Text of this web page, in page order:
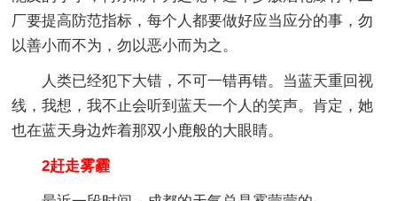
厂要提高防范指标，每个人都要做好应当应分的事，勿
以善小而不为，勿以恶小而为之。
人类已经犯下大错，不可一错再错。当蓝天重回视
线，我想，我不止会听到蓝天一个人的笑声。肯定，她
也在蓝天身边炸着那双小鹿般的大眼睛。
2赶走雾霾